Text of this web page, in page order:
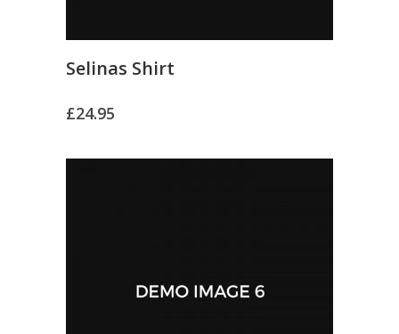
Selinas Shirt
£24.95